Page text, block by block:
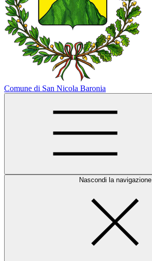
Comune di San Nicola Baronia
Nascondi la navigazione